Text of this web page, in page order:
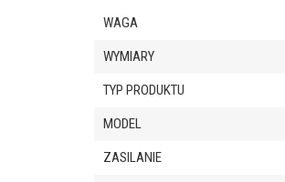
WAGA
WYMIARY
TYP PRODUKTU
MODEL
ZASILANIE